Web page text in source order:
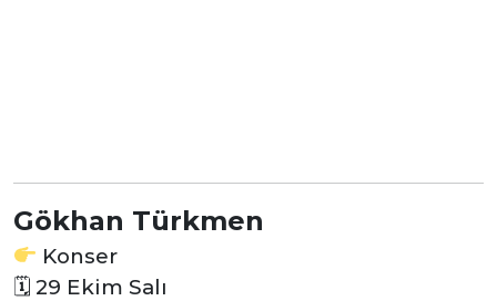
Gökhan Türkmen
Konser
🗓 29 Ekim Salı